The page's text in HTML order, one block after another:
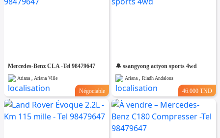
Mercedes-Benz CLA -Tel 98479647
Ariana , Ariana Ville
Négociable
🔔 ssangyong actyon sports 4wd
Ariana , Riadh Andalous
46.000 TND